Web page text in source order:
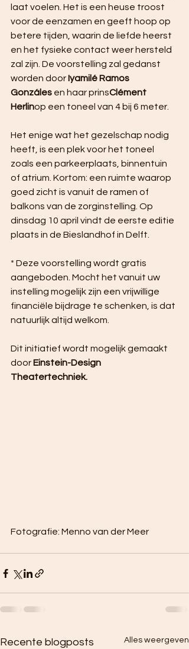
laat voelen. Het is een heuse troost
voor de eenzamen en geeft hoop op
betere tijden, waarin de liefde heerst
en het fysieke contact weer hersteld
zal zijn. De voorstelling zal gedanst
worden door Iyamilé Ramos
Gonzáles en haar prinsClément
Herlinop een toneel van 4 bij 6 meter.
Het enige wat het gezelschap nodig
heeft, is een plek voor het toneel
zoals een parkeerplaats, binnentuin
of atrium. Kortom: een ruimte waarop
goed zicht is vanuit de ramen of
balkons van de zorginstelling. Op
dinsdag 10 april vindt de eerste editie
plaats in de Bieslandhof in Delft.
* Deze voorstelling wordt gratis
aangeboden. Mocht het vanuit uw
instelling mogelijk zijn een vrijwillige
financiële bijdrage te schenken, is dat
natuurlijk altijd welkom.
Dit initiatief wordt mogelijk gemaakt
door Einstein-Design
Theatertechniek.
Fotografie: Menno van der Meer
Recente blogposts Alles weergeven